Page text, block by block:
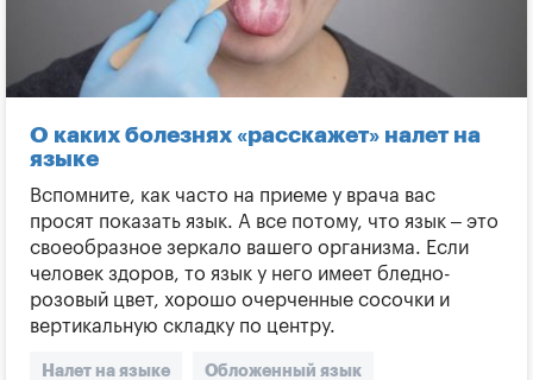
О каких болезнях «расскажет» налет на
языке
Вспомните, как часто на приеме у врача вас
просят показать язык. А все потому, что язык – это
своеобразное зеркало вашего организма. Если
человек здоров, то язык у него имеет бледно-
розовый цвет, хорошо очерченные сосочки и
вертикальную складку по центру.
Налет на языке Обложенный язык